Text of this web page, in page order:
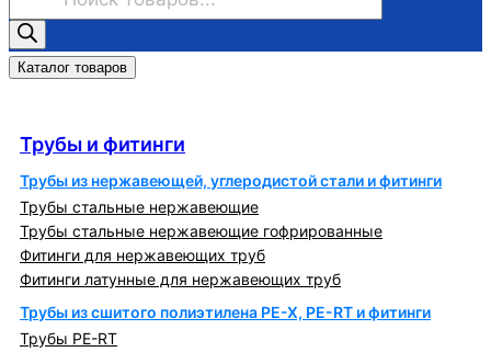
товаров
Каталог товаров
Трубы и фитинги
Трубы из нержавеющей, углеродистой стали и фитинги
Трубы стальные нержавеющие
Трубы стальные нержавеющие гофрированные
Фитинги для нержавеющих труб
Фитинги латунные для нержавеющих труб
Трубы из сшитого полиэтилена PE-X, PE-RT и фитинги
Трубы PE-RT